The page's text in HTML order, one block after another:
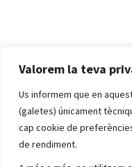
Valorem la teva
Us informem que en
(galetes) únicament
cap cookie de
de rendiment.
©